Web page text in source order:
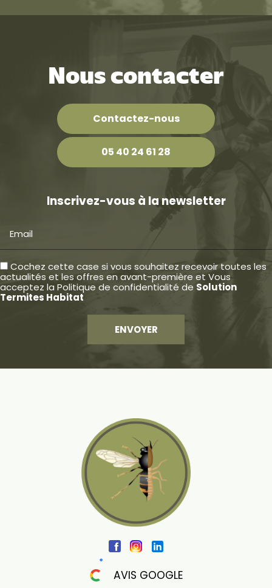
Nous contacter
Contactez-nous
05 40 24 61 28
Inscrivez-vous à la newsletter
Email
Cochez cette case si vous souhaitez recevoir toutes les
actualités et les offres en avant-première et Vous
acceptez la Politique de confidentialité de Solution
Termites Habitat
AVIS GOOGLE